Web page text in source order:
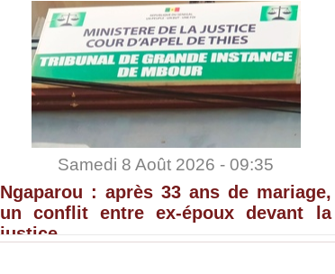
Samedi 8 Août 2026 - 09:35
Ngaparou : après 33 ans de mariage,
un conflit entre ex-époux devant la
justice